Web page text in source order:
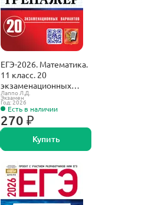
ЕГЭ-2026. Математика.
11 класс. 20
экзаменационных
вариантов.
Экзаменационный
тренажер.
Лаппо Л.Д.
Экзамен
Год: 2026
Есть в наличии
270 ₽
Купить